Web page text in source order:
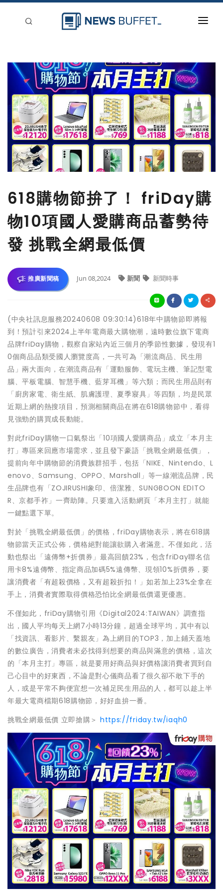
新聞稿分類
登入
刊登
618購物節拚了！ friDay購
物10項國人愛購商品蓄勢待
發 挑戰全網最低價
推廣新聞稿 Jun 08,2024 新聞 新聞時事
(中央社訊息服務20240608 09:30:14)618年中購物節即將報
到！預計引來2024上半年電商最大購物潮，遠時數位旗下電商
品牌friDay購物，觀察自家站內近三個月的季節性數據，發現有1
0個商品品類受國人瀏覽度高，一共可為「潮流商品、民生用
品」兩大面向，在潮流商品有「運動服飾、電玩主機、筆記型電
腦、平板電腦、智慧手機、藍芽耳機」等六類；而民生用品則有
「廚房家電、衛生紙、肌膚護理、夏季寢具」等四類，均是民眾
近期上網的熱搜項目，預測相關商品在將在618購物節中，看得
見強勁的購買成長動能。
對此friDay購物一口氣祭出「10項國人愛購商品」成立「本月主
打」專區來回應市場需求，並且發下豪語「挑戰全網最低價」，
提前向年中購物節的消費族群招手，包括「NIKE、Nintendo、L
enovo、Samsung、OPPO、Marshall」等一線潮流品牌，民
生品牌也有「ZOJIRUSHI象印、倍潔雅、SUNGBOON EDITO
R、京都手祚」一齊助陣。只要進入活動網頁「本月主打」就能
一鍵點選下單。
對於「挑戰全網最低價」的價格，friDay購物表示，將在618購
物節當天正式公佈，價格絕對能讓欲購入者滿意。不僅如此，活
動也祭出「遠傳幣+折價券」最高回饋23%，包含friDay聯名信
用卡8%遠傳幣、指定商品加碼5%遠傳幣、現領10%折價券，要
讓消費者「有超殺價格，又有超殺折扣！」如若加上23%全拿在
手上，消費者實際取得價格恐怕比全網最低價還更優惠。
不僅如此，friDay購物引用《Digital2024:TAIWAN》調查指
出，國人平均每天上網7小時13分鐘，超過全球平均，其中有以
「找資訊、看影片、繫親友」為上網目的TOP3，加上鋪天蓋地
的數位廣告，消費者未必找得到想要的商品與滿意的價格，這次
的「本月主打」專區，就是要用好商品與好價格讓消費者買到自
己心目中的好東西，不論是對心儀商品看了很久卻不敢下手的
人，或是平常不夠便宜想一次補足民生用品的人，都可以趁上半
年最大電商檔期618購物節，好好血拚一番。
挑戰全網最低價 立即搶購＞ https://friday.tw/iaqh0